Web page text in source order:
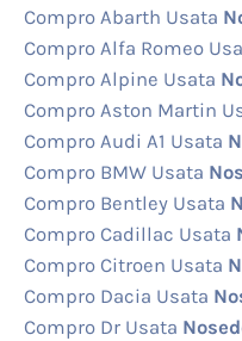
Compro Abarth Usata
Compro Alfa Romeo
Compro Alpine Usata
Compro Aston Martin
Compro Audi A1 Usata
Compro BMW Usata
Compro Bentley Usata
Compro Cadillac Usata
Compro Citroen Usata
Compro Dacia Usata
Compro Dr Usata